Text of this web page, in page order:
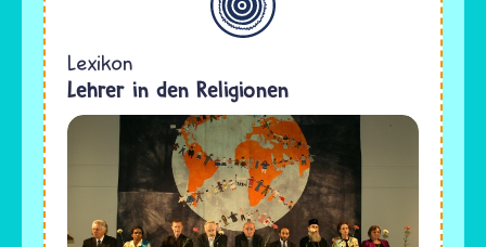
Lexikon
Lehrer in den Religionen